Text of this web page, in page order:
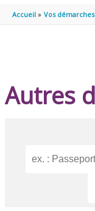
Accueil Vos démarches
Autres